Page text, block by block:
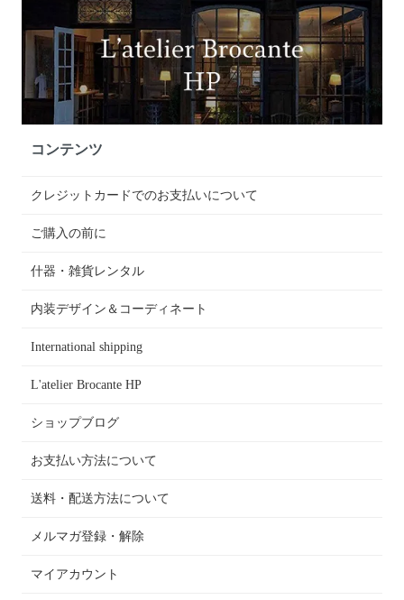
コンテンツ
クレジットカードでのお支払いについて
ご購入の前に
什器・雑貨レンタル
内装デザイン＆コーディネート
International shipping
L'atelier Brocante HP
ショップブログ
お支払い方法について
送料・配送方法について
メルマガ登録・解除
マイアカウント